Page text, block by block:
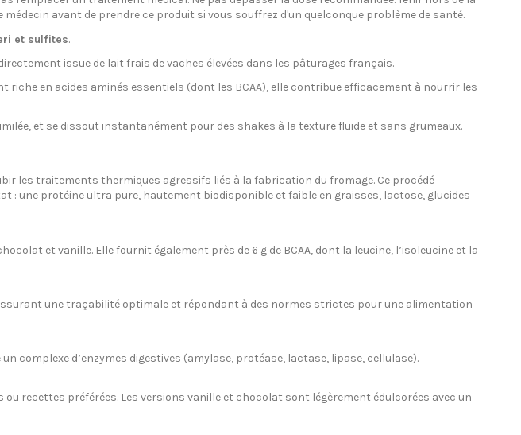
avant de prendre ce produit si vous souffrez d'un quelconque problème de santé.
et sulfites.
issue de lait frais de vaches élevées dans les pâturages français.
en acides aminés essentiels (dont les BCAA), elle contribue efficacement à nourrir les
et se dissout instantanément pour des shakes à la texture fluide et sans grumeaux.
les traitements thermiques agressifs liés à la fabrication du fromage. Ce procédé
: une protéine ultra pure, hautement biodisponible et faible en graisses, lactose, glucides
et vanille. Elle fournit également près de 6 g de BCAA, dont la leucine, l’isoleucine et la
une traçabilité optimale et répondant à des normes strictes pour une alimentation
complexe d’enzymes digestives (amylase, protéase, lactase, lipase, cellulase).
recettes préférées. Les versions vanille et chocolat sont légèrement édulcorées avec un